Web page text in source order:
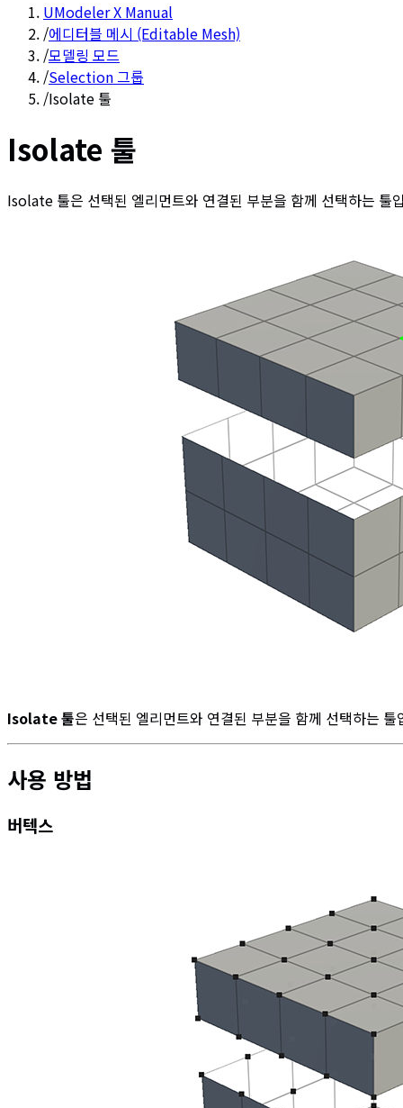
UModeler X Manual
/에디터블 메시 (Editable Mesh)
/모델링 모드
/Selection 그룹
/Isolate 툴
Isolate 툴
Isolate 툴은 선택된 엘리먼트와 연결된 부분을 함께 선택하는 툴
Isolate 툴은 선택된 엘리먼트와 연결된 부분을 함께 선택하는 툴
사용 방법
버텍스